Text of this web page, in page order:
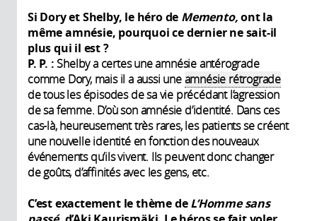
Si Dory et Shelby, le héro de Memento,ont la
même amnésie, pourquoi ce dernier ne sait-il
plus qui il est?
P. P. :Shelby a certes une amnésie antérograde
comme Dory, mais il a aussi uneamnésie rétrograde
de tous les épisodes de sa vie précédant l’agression
de sa femme. D’où son amnésie d’identité. Dans ces
cas-là, heureusement très rares, les patients se créent
une nouvelle identité en fonction des nouveaux
événements qu’ils vivent. Ils peuvent donc changer
de goûts, d’affinités avec les gens, etc.
C’est exactement le thème deL’Homme sans